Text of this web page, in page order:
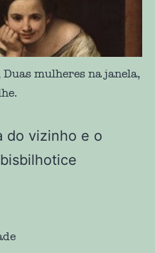
mulheres na janela,
do vizinho e o